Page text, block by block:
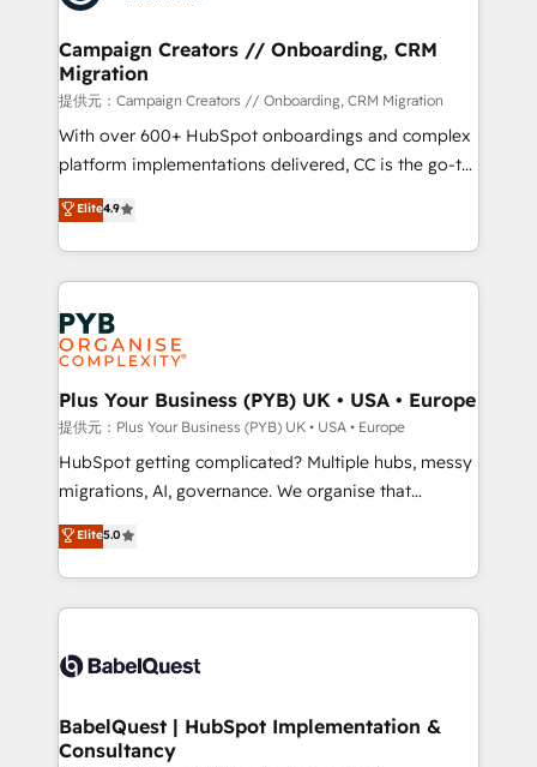
and manufacturers since 2002, we are committed to
empowering our clients and developing their
autonomy. Get to grips with HubSpot through
guided implementation and seamless integration of
the CRM platform into your digital ecosystem. Would
you like support in deploying your inbound
to your needs and sales objectives. With 125+
certifications, we are part of the most certified
services are offered in both English & French.
Campaign Creators // Onboarding, CRM
Migration
提供元：Campaign Creators // Onboarding, CRM Migration
With over 600+ HubSpot onboardings and complex
platform implementations delivered, CC is the go-to
Elite Solutions Partner for businesses ready to
migrate, replatform, and scale smarter. We specialize
in high-impact CRM and CMS migrations and
onboarding from platforms like Salesforce, NetSuite,
Zoho, Pardot, Marketo, Microsoft Dynamics, Wix,
WordPress and legacy CRMs, turning fragmented
systems into unified, growth-ready HubSpot
architectures that accelerate revenue operations and
performance. - Multi-object CRM migration, cleanup,
and implementation. - Pre-built and custom
integrations across your full tech stack. - Custom
- Dashboards, lifecycle campaigns, and lead
nurturing sequences. - Cross-hub setup across
scalable retainers. Let’s make HubSpot your most
powerful growth engine. Built to convert, scale, and
Elite4.9
Plus Your Business (PYB) UK • USA • Europe
提供元：Plus Your Business (PYB) UK • USA • Europe
HubSpot getting complicated? Multiple hubs, messy
migrations, AI, governance. We organise that
complexity, so your team can put HubSpot to work...
Welcome to our Profile! We help with: • CRM
implementation, reports, workflows, and team
training • CRM migration from Salesforce, Pipedrive,
custom API integrations with ERP (and other
operations A little about us: • Boutique 'Elite' team of
12 • 150+ clients across Sales Hub, Marketing Hub,
Elite5.0
BabelQuest | HubSpot Implementation &
Consultancy